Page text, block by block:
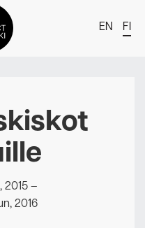
EN FI
2015–
2016